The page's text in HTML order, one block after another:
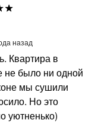
назад
Квартира в
не было ни одной
мы сушили
Но это
уютненько)